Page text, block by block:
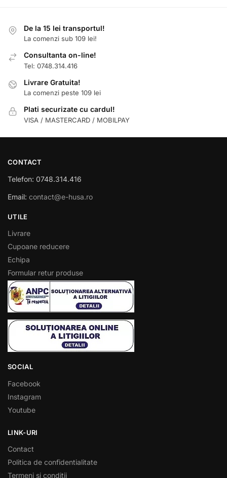
De la 15 lei transportul!
La comenzi sub 109 lei!
Consultanta on-line!
Tel: 0748.314.416
Livrare Gratuita!
La comenzi peste 109 lei
Plati securizate cu cardul!
VISA / MASTERCARD / MOBILPAY
CONTACT
Telefon: 0748.314.416
Email: contact@e-husa.ro
UTILE
Livrare
Cupoane reducere
Echipa
Formular retur produse
SOCIAL
Facebook
Instagram
Youtube
LINK-URI
Contact
Politica de confidentialitate
Termeni si conditii